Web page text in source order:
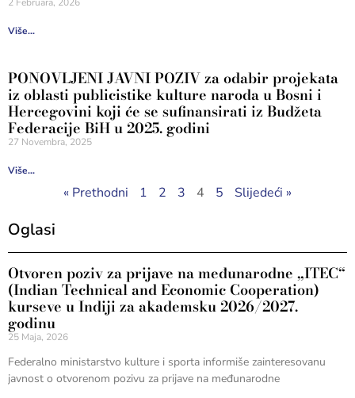
Više...
PONOVLJENI JAVNI POZIV za odabir projekata
iz oblasti publicistike kulture naroda u Bosni i
Hercegovini koji će se sufinansirati iz Budžeta
Federacije BiH u 2025. godini
27 Novembra, 2025
Više...
« Prethodni 1 2 3 4 5 Slijedeći »
Oglasi
Otvoren poziv za prijave na međunarodne „ITEC“
(Indian Technical and Economic Cooperation)
kurseve u Indiji za akademsku 2026/2027.
godinu
25 Maja, 2026
Federalno ministarstvo kulture i sporta informiše zainteresovanu
javnost o otvorenom pozivu za prijave na međunarodne